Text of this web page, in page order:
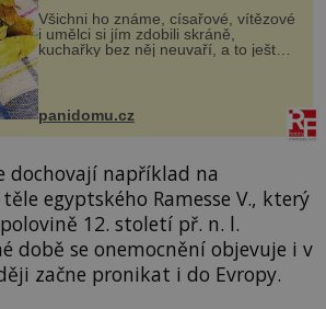
Všichni ho známe, císařové, vítězové
i umělci si jím zdobili skráně,
kuchařky bez něj neuvaří, a to ještě
nevíte, že bobkový list může výrazně
zmírnit některé naše neduhy.
Obsahuje v malém množství ně...
panidomu.cz
dochovají například na
egyptského Ramesse V., který
12. století př. n. l.
době se onemocnění objevuje i v
začne pronikat i do Evropy.